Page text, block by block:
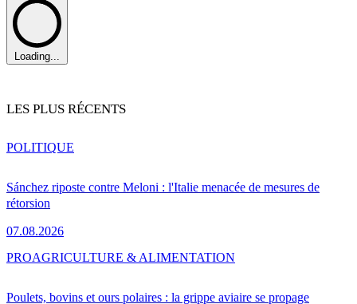
Loading...
LES PLUS RÉCENTS
Sánchez riposte contre Meloni : l'Italie menacée de mesures de
rétorsion
07.08.2026
POLITIQUE
Poulets, bovins et ours polaires : la grippe aviaire se propage
PROAGRICULTURE & ALIMENTATION